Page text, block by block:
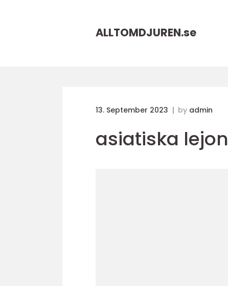
ALLTOMDJUREN.se
13. September 2023 by admin
asiatiska lejon